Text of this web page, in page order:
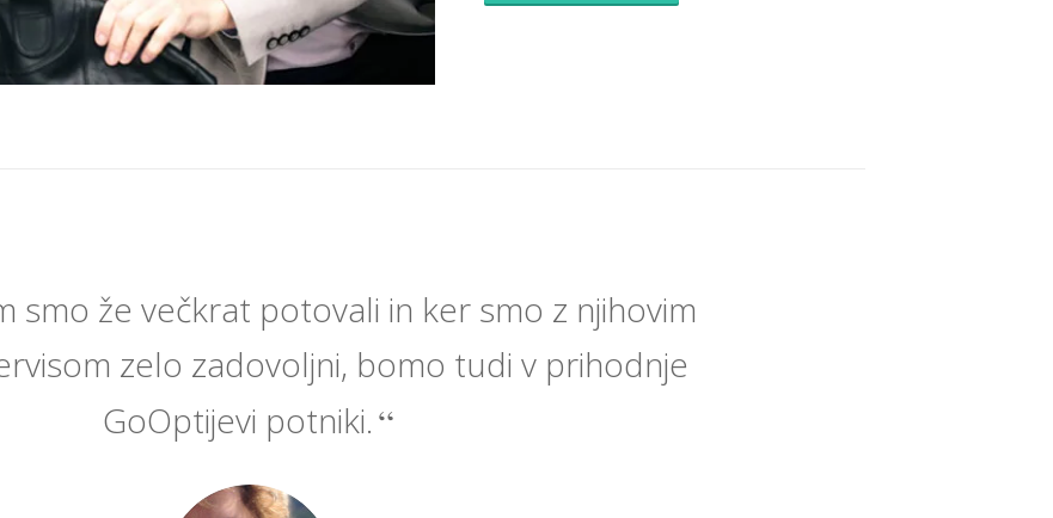
smo že večkrat potovali in ker smo z njihovim
zelo zadovoljni, bomo tudi v prihodnje
GoOptijevi potniki.